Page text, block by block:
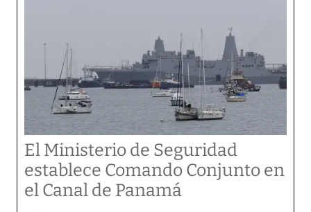
El Ministerio de Seguridad
establece Comando Conjunto en
el Canal de Panamá